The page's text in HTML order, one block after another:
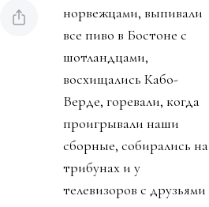
норвежцами, выпивали
все пиво в Бостоне с
шотландцами,
восхищались Кабо-
Верде, горевали, когда
проигрывали наши
сборные, собирались на
трибунах и у
телевизоров с друзьями